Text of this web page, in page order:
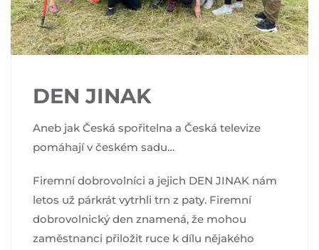
DEN JINAK
Aneb jak Česká spořitelna a Česká televize
pomáhají v českém sadu…
Firemní dobrovolníci a jejich DEN JINAK nám
letos už párkrát vytrhli trn z paty. Firemní
dobrovolnický den znamená, že mohou
zaměstnanci přiložit ruce k dílu nějakého